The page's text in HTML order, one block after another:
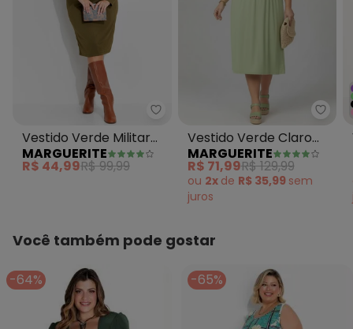
Marguerite - Vestido Verde
Vestido Verde Militar
em Canelado
MARGUERITE
R$ 44,99R$ 99,99
Vestido Verde Claro
em Malha Suede
MARGUERITE
R$ 71,99R$ 129,99
ou 2x de R$ 35,99 sem
juros
Você também pode gostar
-64% -65%